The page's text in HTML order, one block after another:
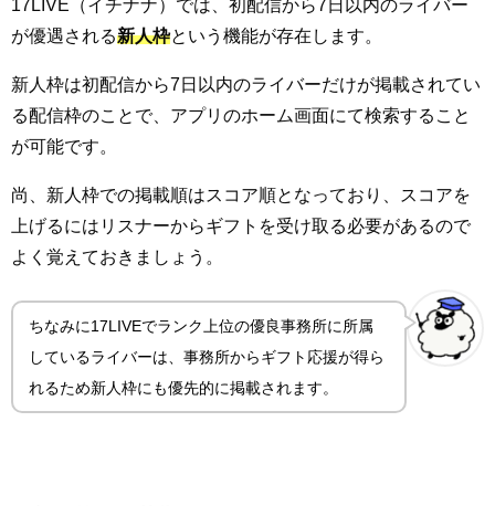
17LIVE（イチナナ）では、初配信から7日以内のライバー
が優遇される新人枠という機能が存在します。
新人枠は初配信から7日以内のライバーだけが掲載されてい
る配信枠のことで、アプリのホーム画面にて検索すること
が可能です。
尚、新人枠での掲載順はスコア順となっており、スコアを
上げるにはリスナーからギフトを受け取る必要があるので
よく覚えておきましょう。
ちなみに17LIVEでランク上位の優良事務所に所属
しているライバーは、事務所からギフト応援が得ら
れるため新人枠にも優先的に掲載されます。